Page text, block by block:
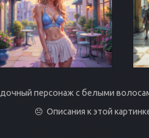
персонаж с белыми
Описания к этой